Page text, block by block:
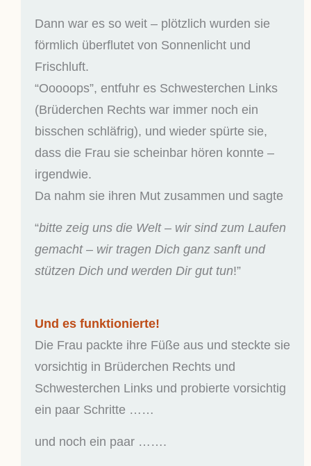
Dann war es so weit – plötzlich wurden sie
förmlich überflutet von Sonnenlicht und
Frischluft.
“Ooooops”, entfuhr es Schwesterchen Links
(Brüderchen Rechts war immer noch ein
bisschen schläfrig), und wieder spürte sie,
dass die Frau sie scheinbar hören konnte –
irgendwie.
Da nahm sie ihren Mut zusammen und sagte
“bitte zeig uns die Welt – wir sind zum Laufen
gemacht – wir tragen Dich ganz sanft und
stützen Dich und werden Dir gut tun!”
Und es funktionierte!
Die Frau packte ihre Füße aus und steckte sie
vorsichtig in Brüderchen Rechts und
Schwesterchen Links und probierte vorsichtig
ein paar Schritte ……
und noch ein paar …….